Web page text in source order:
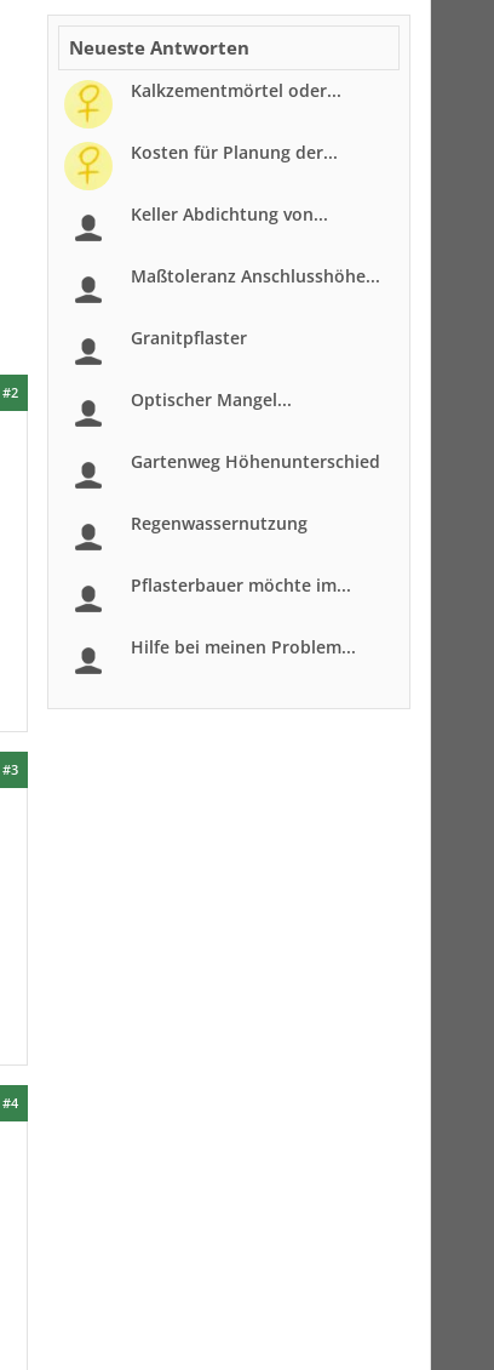
#2
#3
#4
Neueste Antworten
Kalkzementmörtel oder...
Kosten für Planung der...
Keller Abdichtung von...
Maßtoleranz Anschlusshöhe...
Granitpflaster
Optischer Mangel...
Gartenweg Höhenunterschied
Regenwassernutzung
Pflasterbauer möchte im...
Hilfe bei meinen Problem...